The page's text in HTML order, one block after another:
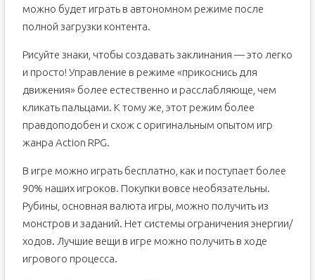
можно будет играть в автономном режиме после
полной загрузки контента.
Рисуйте знаки, чтобы создавать заклинания — это легко
и просто! Управление в режиме «прикоснись для
движения» более естественно и расслабляюще, чем
кликать пальцами. К тому же, этот режим более
правдоподобен и схож с оригинальным опытом игр
жанра Action RPG.
В игре можно играть бесплатно, как и поступает более
90% наших игроков. Покупки вовсе необязательны.
Рубины, основная валюта игры, можно получить из
монстров и заданий. Нет системы ограничения энергии/
ходов. Лучшие вещи в игре можно получить в ходе
игрового процесса.